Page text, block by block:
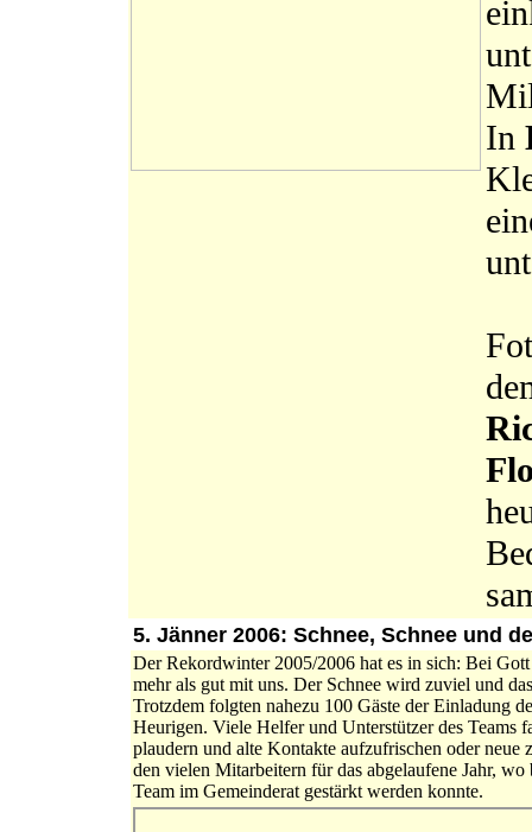
In
5. Jänner 2006: Schnee, Schnee und
Der Rekordwinter 2005/2006 hat es in sich: Bei
mehr als gut mit uns. Der Schnee wird zuviel und
Trotzdem folgten nahezu 100 Gäste der Einladung
Heurigen. Viele Helfer und Unterstützer des Teams
plaudern und alte Kontakte aufzufrischen oder
den vielen Mitarbeitern für das abgelaufene Jahr,
Team im Gemeinderat gestärkt werden konnte.